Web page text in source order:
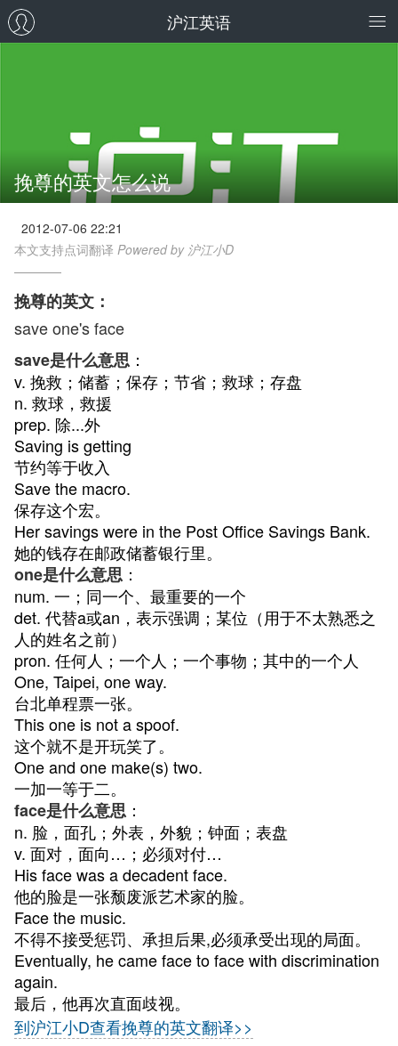
沪江英语
挽尊的英文怎么说
2012-07-06 22:21
本文支持点词翻译 Powered by 沪江小D
挽尊的英文：
save one's face
save是什么意思 ：
v. 挽救；储蓄；保存；节省；救球；存盘
n. 救球，救援
prep. 除...外
Saving is getting
节约等于收入
Save the macro.
保存这个宏。
Her savings were in the Post Office Savings Bank.
她的钱存在邮政储蓄银行里。
one是什么意思 ：
num. 一；同一个、最重要的一个
det. 代替a或an，表示强调；某位（用于不太熟悉之
人的姓名之前）
pron. 任何人；一个人；一个事物；其中的一个人
One, Taipei, one way.
台北单程票一张。
This one is not a spoof.
这个就不是开玩笑了。
One and one make(s) two.
一加一等于二。
face是什么意思 ：
n. 脸，面孔；外表，外貌；钟面；表盘
v. 面对，面向…；必须对付…
His face was a decadent face.
他的脸是一张颓废派艺术家的脸。
Face the music.
不得不接受惩罚、承担后果,必须承受出现的局面。
Eventually, he came face to face with discrimination
again.
最后，他再次直面歧视。
到沪江小D查看挽尊的英文翻译>>